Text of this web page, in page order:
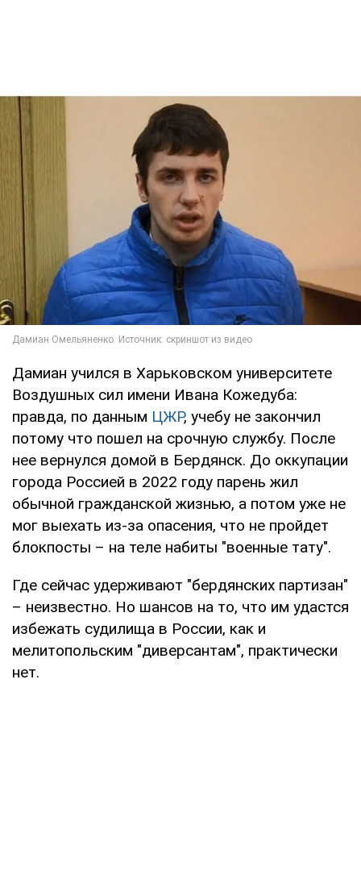
Дамиан учился в Харьковском университете
Воздушных сил имени Ивана Кожедуба:
правда, по данным ЦЖР, учебу не закончил
потому что пошел на срочную службу. После
нее вернулся домой в Бердянск. До оккупации
города Россией в 2022 году парень жил
обычной гражданской жизнью, а потом уже не
мог выехать из-за опасения, что не пройдет
блокпосты – на теле набиты "военные тату".
Где сейчас удерживают "бердянских партизан"
– неизвестно. Но шансов на то, что им удастся
избежать судилища в России, как и
мелитопольским "диверсантам", практически
нет.